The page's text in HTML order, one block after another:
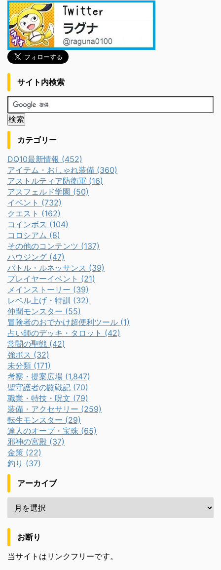
サイト内検索
カテゴリー
DQ10最新情報 (452)
アイテム・おしゃれ装備 (360)
アストルティア防衛軍 (16)
アスフェルド学園 (50)
イベント (732)
クエスト (162)
コインボス (104)
コロシアム (8)
その他のコンテンツ (137)
ハウジング (47)
バトル・ルネッサンス (39)
プレイヤーイベント (21)
メインストーリー (39)
レベル上げ・特訓 (32)
仲間モンスター (55)
冒険者のおでかけ超便利ツール (1)
占い師のデッキ・タロット (42)
常闇の聖戦 (42)
強ボス (32)
未分類 (171)
考察・提案広場 (1,847)
聖守護者の闘戦記 (70)
職業・特技・呪文 (79)
装備・アクセサリー (259)
転生モンスター (29)
達人のオーブ・宝珠 (65)
邪神の宮殿 (37)
金策 (22)
釣り (37)
アーカイブ
お断り
当サイトはリンクフリーです。